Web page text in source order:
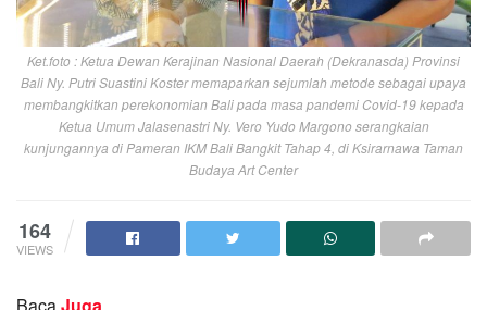
Ket.foto : Ketua Dewan Kerajinan Nasional Daerah (Dekranasda) Provinsi
Bali Ny. Putri Suastini Koster memaparkan sejumlah metode sebagai upaya
membangkitkan perekonomian Bali pada masa pandemi Covid-19 kepada
Ketua Umum Jalasenastri Ny. Vero Yudo Margono serangkaian
kunjungannya di Pameran IKM Bali Bangkit Tahap 4, di Ksirarnawa Taman
Budaya Art Center
164
VIEWS